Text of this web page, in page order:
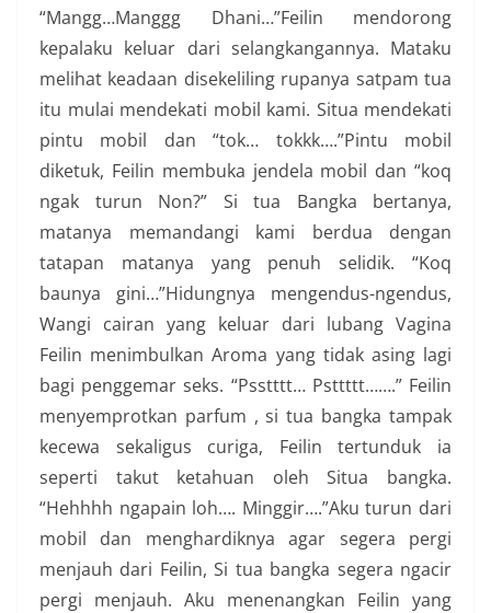
“Mangg…Manggg Dhani…”Feilin mendorong
kepalaku keluar dari selangkangannya. Mataku
melihat keadaan disekeliling rupanya satpam tua
itu mulai mendekati mobil kami. Situa mendekati
pintu mobil dan “tok… tokkk….”Pintu mobil
diketuk, Feilin membuka jendela mobil dan “koq
ngak turun Non?” Si tua Bangka bertanya,
matanya memandangi kami berdua dengan
tatapan matanya yang penuh selidik. “Koq
baunya gini…”Hidungnya mengendus-ngendus,
Wangi cairan yang keluar dari lubang Vagina
Feilin menimbulkan Aroma yang tidak asing lagi
bagi penggemar seks. “Psstttt… Psttttt…….” Feilin
menyemprotkan parfum , si tua bangka tampak
kecewa sekaligus curiga, Feilin tertunduk ia
seperti takut ketahuan oleh Situa bangka.
“Hehhhh ngapain loh…. Minggir….”Aku turun dari
mobil dan menghardiknya agar segera pergi
menjauh dari Feilin, Si tua bangka segera ngacir
pergi menjauh. Aku menenangkan Feilin yang